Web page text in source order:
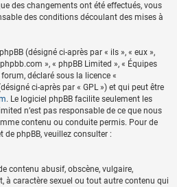
des changements ont été effectués, vous
des conditions découlant des mises à
(désigné ci-après par « ils », « eux »,
», « phpBB Limited », « Équipes
déclaré sous la licence «
ci-après par « GPL ») et qui peut être
. Le logiciel phpBB facilite seulement les
n’est pas responsable de ce que nous
contenu ou conduite permis. Pour de
phpBB, veuillez consulter :
contenu abusif, obscène, vulgaire,
à caractère sexuel ou tout autre contenu qui